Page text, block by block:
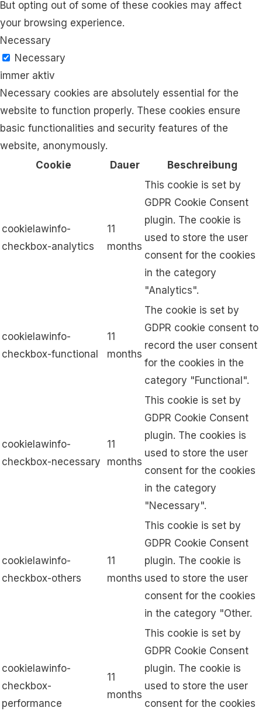
But opting out of some of these cookies may affect
your browsing experience.
Necessary
Necessary
immer aktiv
Necessary cookies are absolutely essential for the
website to function properly. These cookies ensure
basic functionalities and security features of the
website, anonymously.
Cookie
Dauer Beschreibung
cookielawinfo-
checkbox-analytics
11
months
This cookie is set by
GDPR Cookie Consent
plugin. The cookie is
used to store the user
consent for the cookies
in the category
"Analytics".
cookielawinfo-
checkbox-functional
11
months
The cookie is set by
GDPR cookie consent to
record the user consent
for the cookies in the
category "Functional".
cookielawinfo-
checkbox-necessary
11
months
This cookie is set by
GDPR Cookie Consent
plugin. The cookies is
used to store the user
consent for the cookies
in the category
"Necessary".
cookielawinfo-
checkbox-others
11
months
This cookie is set by
GDPR Cookie Consent
plugin. The cookie is
used to store the user
consent for the cookies
in the category "Other.
cookielawinfo-
checkbox-
performance
11
months
This cookie is set by
GDPR Cookie Consent
plugin. The cookie is
used to store the user
consent for the cookies